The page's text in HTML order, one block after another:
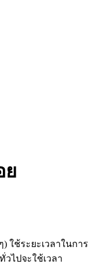
ย
ใช้ระยะเวลาในการ
ไปจะใช้เวลา